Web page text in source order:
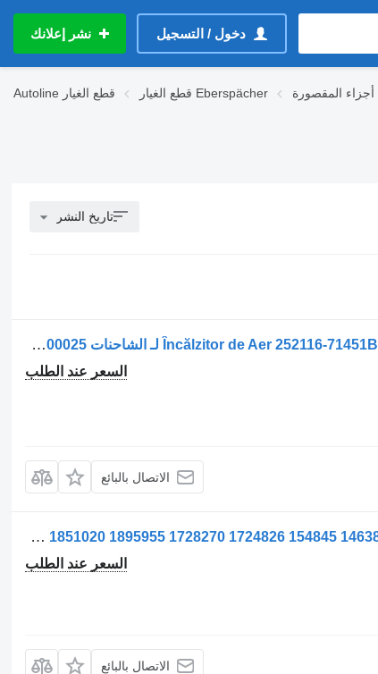
دخول / التسجيل نشر إعلانك
Autoline قطع الغيار قطع الغيار Eberspächer
تاريخ النشر
جهاز التدفئة Încălzitor de Aer 252116-71451BD-10R041516-122R-000025-11 لـ الشاحنات Eberspächer Airtronic D2 pentru Scania 252116 71451BD 10R041516 122R-000025
السعر عند الطلب
الاتصال بالبائع
جهاز التدفئة Încălzitor de aer لـ الشاحنات Eberspächer Airtronic pentru Scania 1851020 1895955 1728270 1724826 154845 1463893
السعر عند الطلب
الاتصال بالبائع